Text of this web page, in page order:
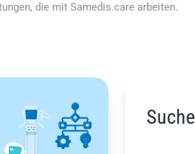
die mit Samedis.care arbeiten.
Suche